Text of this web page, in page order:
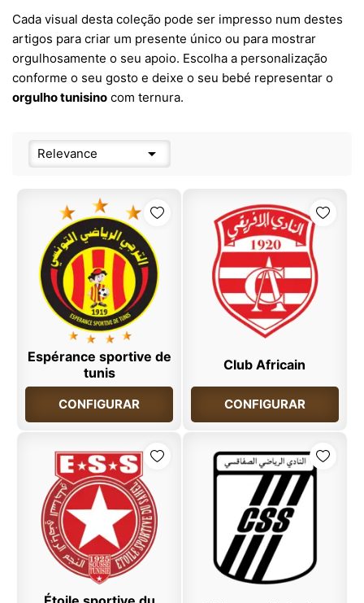
Cada visual desta coleção pode ser impresso num destes
artigos para criar um presente único ou para mostrar
orgulhosamente o seu apoio. Escolha a personalização
conforme o seu gosto e deixe o seu bebé representar o
orgulho tunisino com ternura.
Relevance 
Espérance sportive de
tunis
CONFIGURAR
Club Africain
CONFIGURAR